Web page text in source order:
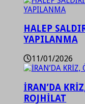
HALEP
YAPILANMA
11/01/2026
İRAN’DA
ROJHİLAT